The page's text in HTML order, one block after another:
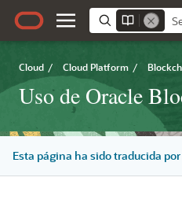
Cloud / Cloud Platform /
Uso de Oracle
Esta página ha sido traducida